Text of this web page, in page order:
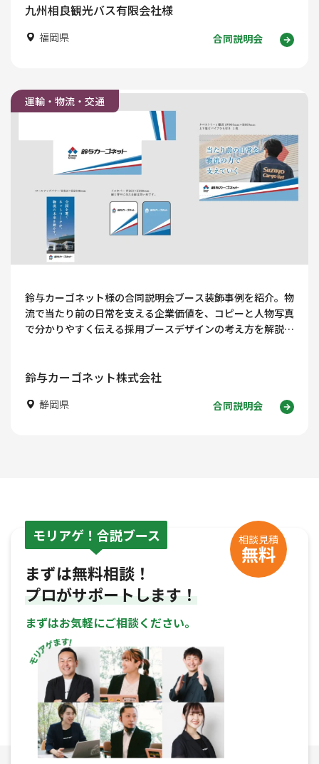
九州相良観光バス有限会社様
福岡県 合同説明会
運輸・物流・交通
鈴与カーゴネット様の合同説明会ブース装飾事例を紹介。物
流で当たり前の日常を支える企業価値を、コピーと人物写真
で分かりやすく伝える採用ブースデザインの考え方を解説し
鈴与カーゴネット株式会社
静岡県 合同説明会
モリアゲ！合説ブース 相談見積
無料
まずは無料相談！
プロがサポートします！
まずはお気軽にご相談ください。